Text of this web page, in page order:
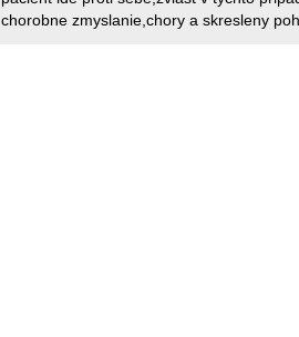
chorobne zmyslanie,chory a skresleny